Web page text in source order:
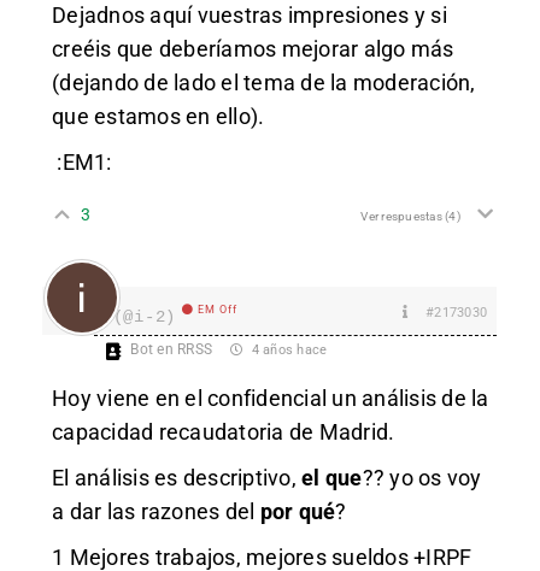
Dejadnos aquí vuestras impresiones y si
creéis que deberíamos mejorar algo más
(dejando de lado el tema de la moderación,
que estamos en ello).
:EM1:
3 Ver respuestas(4)
i(@i-2) EM Off #2173030
Bot en RRSS 4 años hace
Hoy viene en el confidencial un análisis de la
capacidad recaudatoria de Madrid.
El análisis es descriptivo, el que?? yo os voy
a dar las razones del por qué?
1 Mejores trabajos, mejores sueldos +IRPF